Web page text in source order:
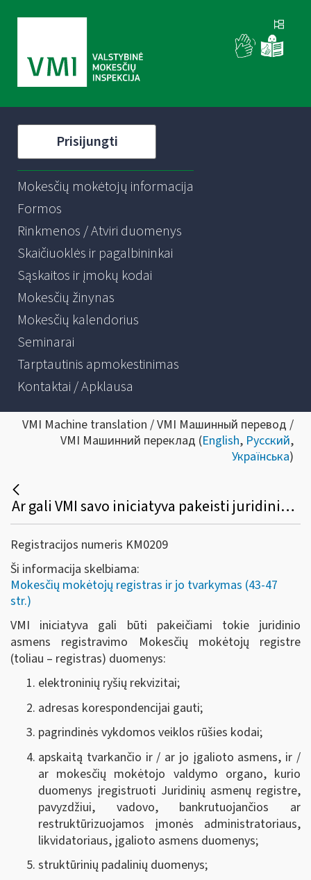
Prisijungti
Mokesčių mokėtojų informacija
Formos
Rinkmenos / Atviri duomenys
Skaičiuoklės ir pagalbininkai
Sąskaitos ir įmokų kodai
Mokesčių žinynas
Mokesčių kalendorius
Seminarai
Tarptautinis apmokestinimas
Kontaktai / Apklausa
VMI Machine translation / VMI Машинный перевод /
VMI Машинний переклад (English, Русский,
Українська)
Ar gali VMI savo iniciatyva pakeisti juridinio asmens registravimo Mokesčių mokėtojų registre duomenis?
Registracijos numeris KM0209
Ši informacija skelbiama:
Mokesčių mokėtojų registras ir jo tvarkymas (43-47
str.)
VMI iniciatyva gali būti pakeičiami tokie juridinio
asmens registravimo Mokesčių mokėtojų registre
(toliau – registras) duomenys:
elektroninių ryšių rekvizitai;
adresas korespondencijai gauti;
pagrindinės vykdomos veiklos rūšies kodai;
apskaitą tvarkančio ir / ar jo įgalioto asmens, ir /
ar mokesčių mokėtojo valdymo organo, kurio
duomenys įregistruoti Juridinių asmenų registre,
pavyzdžiui, vadovo, bankrutuojančios ar
restruktūrizuojamos įmonės administratoriaus,
likvidatoriaus, įgalioto asmens duomenys;
struktūrinių padalinių duomenys;